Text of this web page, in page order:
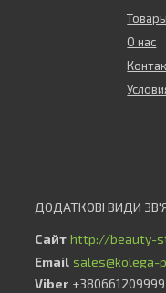
Товары
О нас
http://beauty-
sales@kolega-
+380661209999